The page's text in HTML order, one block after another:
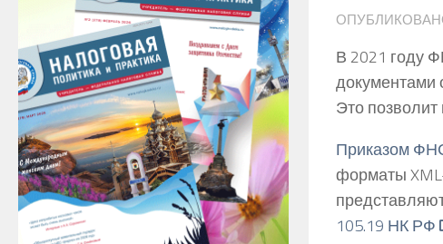
В 2021 году
документами
Это
Приказом
форматы
105.19 НК РФ